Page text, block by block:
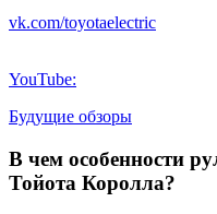
vk.com/toyotaelectric
YouTube:
Будущие обзоры
В чем особенности
Тойота Королла?